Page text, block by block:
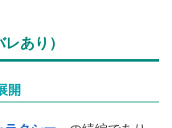
あり）
開